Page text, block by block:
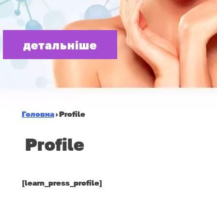
детальніше
Головна›Profile
Profile
[learn_press_profile]